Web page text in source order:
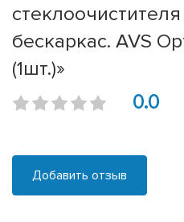
бескаркас. AVS
(1шт.)»
0.0
Добавить отзыв